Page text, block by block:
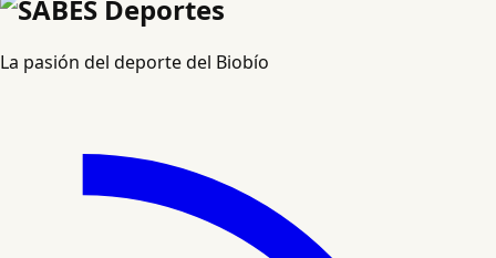
La pasión del deporte del Biobío